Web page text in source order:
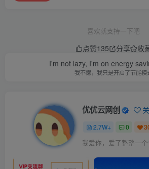
喜欢就支持一下吧
点赞135 分享
收
I'm not lazy, I'm on energy
我不懒，我只是开启了节能模
优优云网创
2.7W+ 0
我爱你，爱了整整一